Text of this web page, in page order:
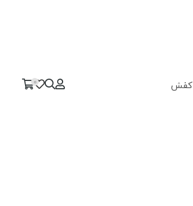
کفش
0